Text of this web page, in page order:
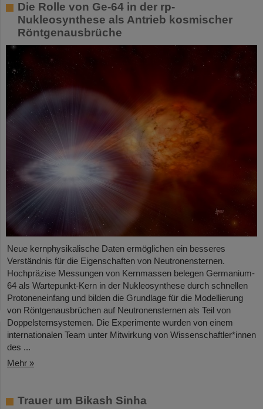
Die Rolle von Ge-64 in der rp-
Nukleosynthese als Antrieb kosmischer
Röntgenausbrüche
Neue kernphysikalische Daten ermöglichen ein besseres
Verständnis für die Eigenschaften von Neutronensternen.
Hochpräzise Messungen von Kernmassen belegen Germanium-
64 als Wartepunkt-Kern in der Nukleosynthese durch schnellen
Protoneneinfang und bilden die Grundlage für die Modellierung
von Röntgenausbrüchen auf Neutronensternen als Teil von
Doppelsternsystemen. Die Experimente wurden von einem
internationalen Team unter Mitwirkung von Wissenschaftler*innen
des ...
Mehr »
Trauer um Bikash Sinha